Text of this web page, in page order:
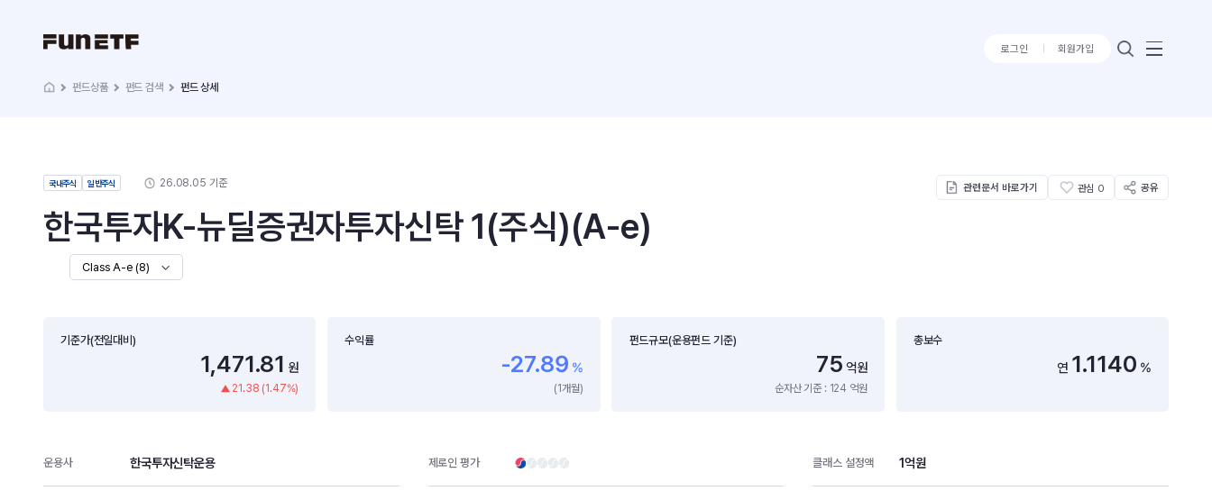
로그인 회원가입
펀드상품 펀드 검색 펀드 상세
국내주식 일반주식 26.08.05 기준 관련문서 바로가기 관심 0 공유
한국투자K-뉴딜증권자투자신탁 1(주식)(A-e)
Class A-e (8)
기준가(전일대비)
1,471.81 원
21.38 (1.47%)
수익률
-27.89 %
(1개월)
펀드규모(운용펀드 기준)
75 억원
순자산 기준 : 124 억원
총보수
연 1.1140 %
운용사 한국투자신탁운용 제로인 평가 클래스 설정액 1억원